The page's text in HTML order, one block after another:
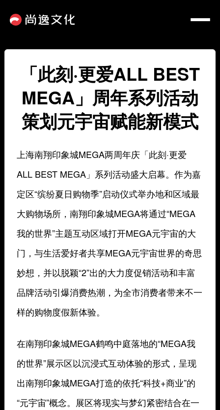
「此刻·更爱ALL BEST
MEGA」周年系列活动
策划元宇宙赋能新模式
上海南翔印象城MEGA两周年庆「此刻·更爱
ALL BEST MEGA」系列活动盛大启幕。作为嘉
定区“缤纷夏日购物季”启动仪式举办地和区域最
大购物场所，南翔印象城MEGA将通过“MEGA
我的世界”主题互动区域打开MEGA元宇宙的大
门，与生活爱好者共享MEGA元宇宙世界的奇思
妙想，并以脱颖“2”出的大力度促销活动和丰富
品牌活动引爆消费热潮，为全市消费者带来不一
样的购物度假新体验。
在南翔印象城MEGA鹤鸣中庭落地的“MEGA我
的世界”展示区以沉浸式互动体验的形式，呈现
出南翔印象城MEGA打造的依托“科技+商业”的
“元宇宙”概念。展区将现实与梦幻紧密结合在一